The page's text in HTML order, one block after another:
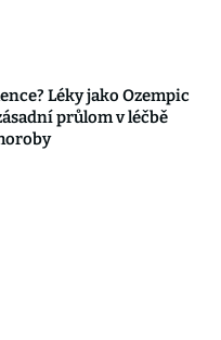
Léky jako Ozempic
průlom v léčbě